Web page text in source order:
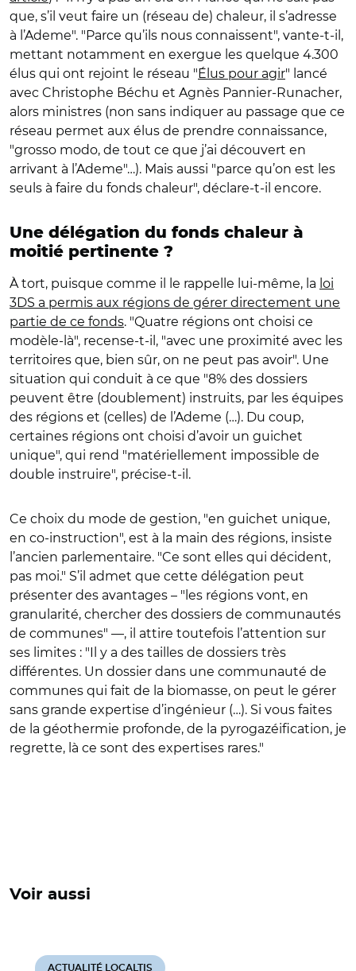
que, s’il veut faire un (réseau de) chaleur, il s’adresse
à l’Ademe". "Parce qu’ils nous connaissent", vante-t-il,
mettant notamment en exergue les quelque 4.300
élus qui ont rejoint le réseau "Élus pour agir" lancé
avec Christophe Béchu et Agnès Pannier-Runacher,
alors ministres (non sans indiquer au passage que ce
réseau permet aux élus de prendre connaissance,
"grosso modo, de tout ce que j’ai découvert en
arrivant à l’Ademe"…). Mais aussi "parce qu’on est les
seuls à faire du fonds chaleur", déclare-t-il encore.
Une délégation du fonds chaleur à
moitié pertinente ?
À tort, puisque comme il le rappelle lui-même, la loi
3DS a permis aux régions de gérer directement une
partie de ce fonds. "Quatre régions ont choisi ce
modèle-là", recense-t-il, "avec une proximité avec les
territoires que, bien sûr, on ne peut pas avoir". Une
situation qui conduit à ce que "8% des dossiers
peuvent être (doublement) instruits, par les équipes
des régions et (celles) de l’Ademe (…). Du coup,
certaines régions ont choisi d’avoir un guichet
unique", qui rend "matériellement impossible de
double instruire", précise-t-il.
Ce choix du mode de gestion, "en guichet unique,
en co-instruction", est à la main des régions, insiste
l’ancien parlementaire. "Ce sont elles qui décident,
pas moi." S’il admet que cette délégation peut
présenter des avantages – "les régions vont, en
granularité, chercher des dossiers de communautés
de communes" —, il attire toutefois l’attention sur
ses limites : "Il y a des tailles de dossiers très
différentes. Un dossier dans une communauté de
communes qui fait de la biomasse, on peut le gérer
sans grande expertise d’ingénieur (…). Si vous faites
de la géothermie profonde, de la pyrogazéification, je
regrette, là ce sont des expertises rares."
Voir aussi
ACTUALITÉ LOCALTIS